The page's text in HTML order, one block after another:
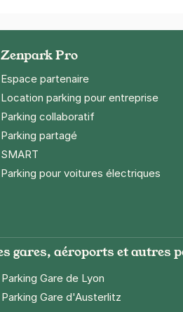
Zenpark Pro
Espace partenaire
Location parking pour entreprise
Parking collaboratif
Parking partagé
SMART
Parking pour voitures électriques
gares, aéroports et autres
Parking Gare de Lyon
Parking Gare d'Austerlitz